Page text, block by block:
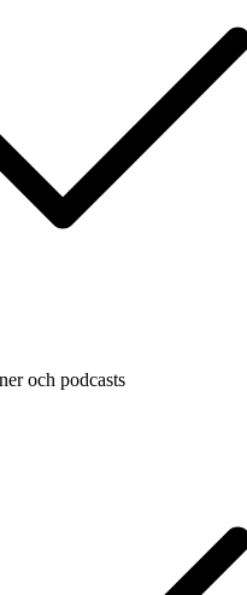
och podcasts